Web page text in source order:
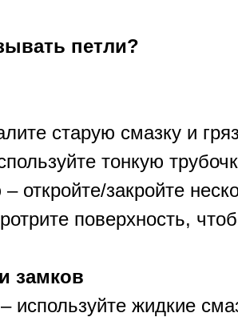
петли?
старую смазку и
тонкую
откройте/закройте
поверхность,
замков
используйте жидкие